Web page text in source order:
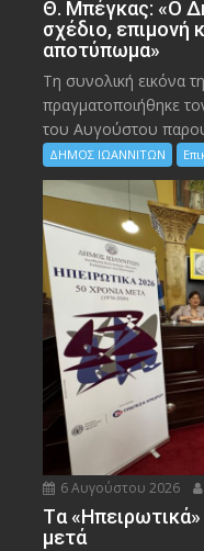
Θ. Μπέγκας: «Ο
σχέδιο, επιμονή
αποτύπωμα»
Τη συνολική εικόνα
πραγματοποιήθηκε
του Αυγούστου
ΔΗΜΟΣ ΙΩΑΝΝΙΤΩΝ
6 Αυγούστου 2026
Tα
μετά